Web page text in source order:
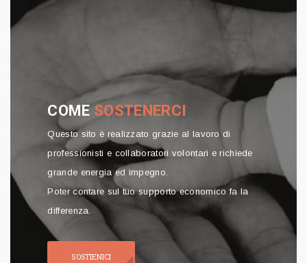
COME SOSTENERCI
Questo sito è realizzato grazie al lavoro di
professionisti e collaboratori volontari e richiede
grande energia ed impegno.
Poter contare sul tuo supporto economico fa la
differenza.
SOSTIENICI